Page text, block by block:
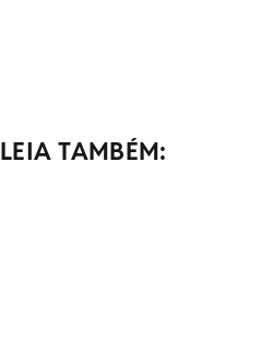
LEIA TAMBÉM: